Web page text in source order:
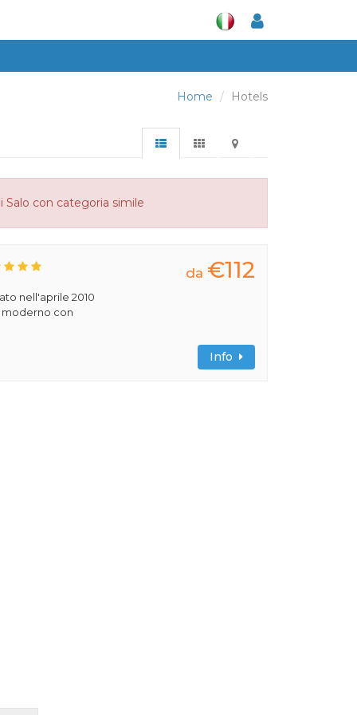
Home Hotels
Salo con categoria simile
nell'aprile 2010
moderno con
da €112
Info